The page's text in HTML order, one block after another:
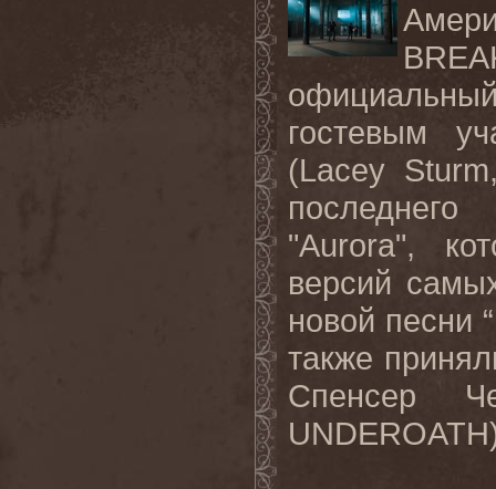
гостевым
(Lacey Sturm
"Aurora",
версий
новой песни “
также
Спенсер
UNDEROATH